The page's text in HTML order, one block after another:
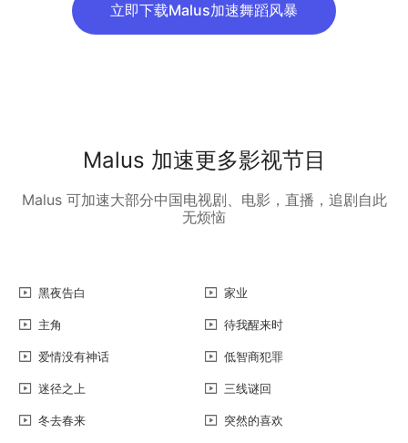
立即下载Malus加速舞蹈风暴
Malus 加速更多影视节目
Malus 可加速大部分中国电视剧、电影，直播，追剧自此
无烦恼
黑夜告白 家业
主角 待我醒来时
爱情没有神话 低智商犯罪
迷径之上 三线谜回
冬去春来 突然的喜欢